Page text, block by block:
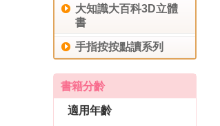
大知識大百科3D立體
書
手指按按點讀系列
書籍分齡
適用年齡